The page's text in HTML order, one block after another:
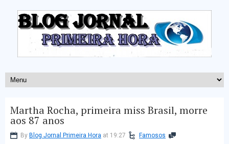
Martha Rocha, primeira miss Brasil, morre
aos 87 anos
By Blog Jornal Primeira Hora at 19:27 Famosos